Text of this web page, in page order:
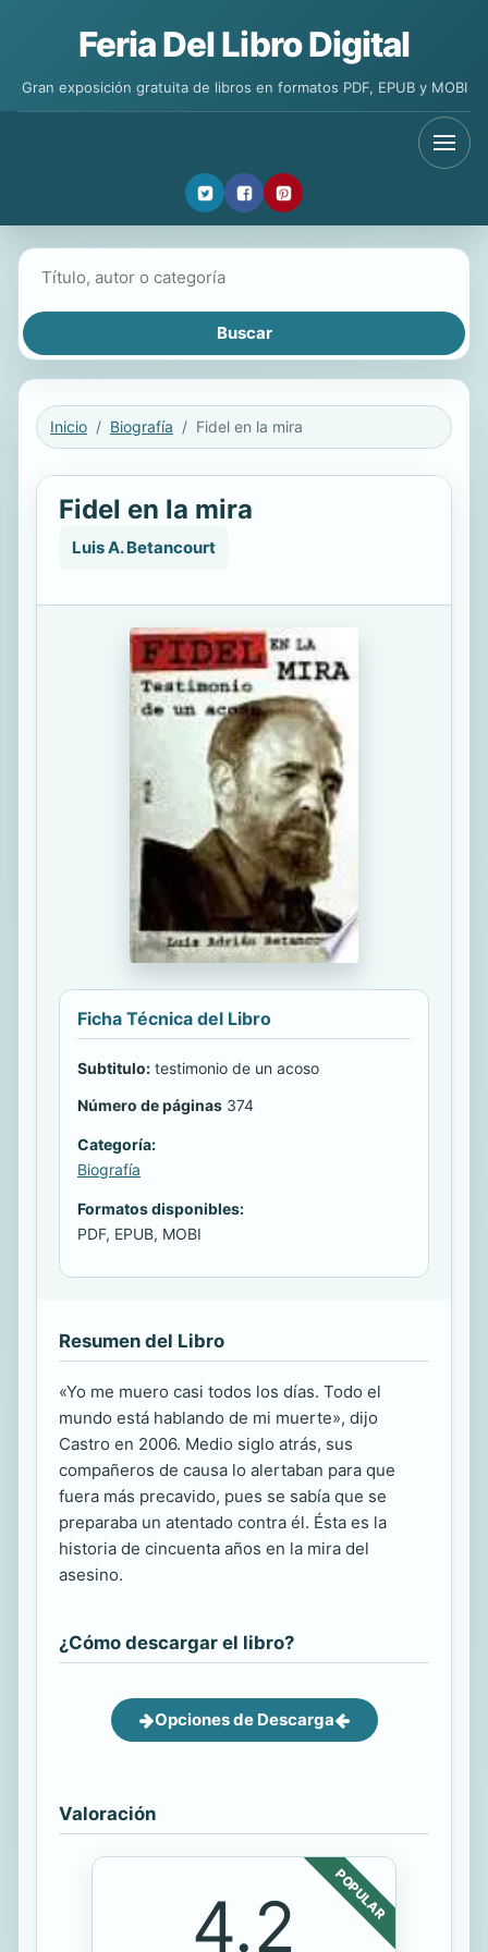
Feria Del Libro Digital
Gran exposición gratuita de libros en formatos PDF, EPUB y MOBI
Inicio Biografía Fidel en la mira
Fidel en la mira
Luis A. Betancourt
Ficha Técnica del Libro
Subtitulo: testimonio de un acoso
Número de páginas 374
Categoría:
Biografía
Formatos disponibles:
PDF, EPUB, MOBI
Resumen del Libro
«Yo me muero casi todos los días. Todo el
mundo está hablando de mi muerte», dijo
Castro en 2006. Medio siglo atrás, sus
compañeros de causa lo alertaban para que
fuera más precavido, pues se sabía que se
preparaba un atentado contra él. Ésta es la
historia de cincuenta años en la mira del
asesino.
¿Cómo descargar el libro?
Opciones de Descarga
Valoración
POPULAR
4.2